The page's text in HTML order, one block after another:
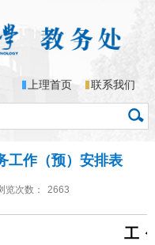
上理首页 联系我们
工作（预）安排表
览次数： 2663
工